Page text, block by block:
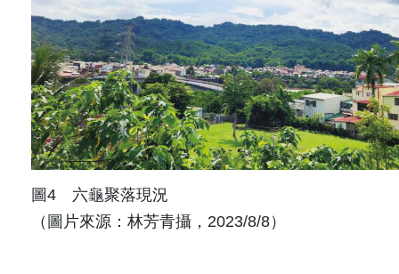
圖4 六龜聚落現況
（圖片來源：林芳青攝，2023/8/8）